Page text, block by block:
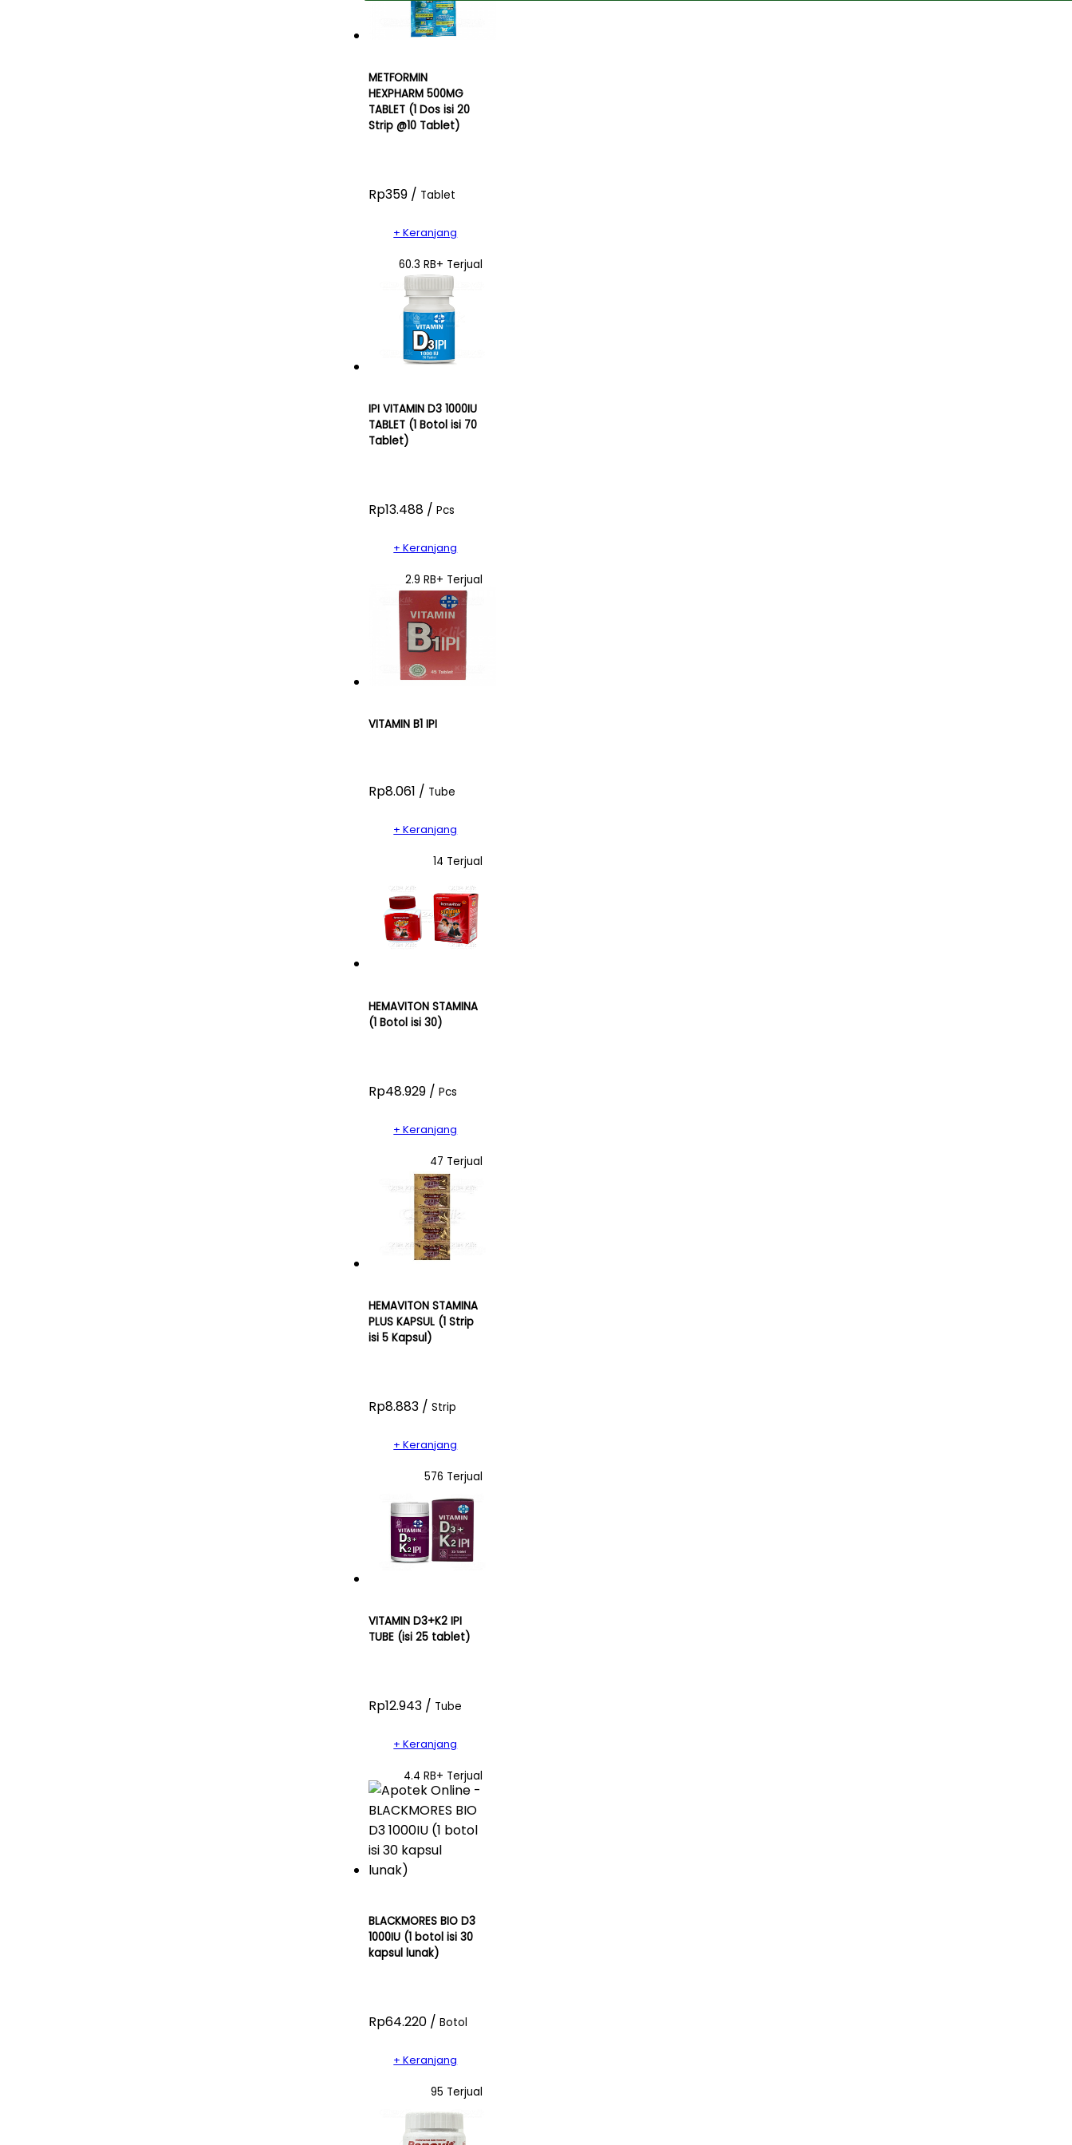
METFORMIN
HEXPHARM 500MG
TABLET (1 Dos isi 20
Strip @10 Tablet)
Rp359 / Tablet
+ Keranjang
60.3 RB+ Terjual
IPI VITAMIN D3 1000IU
TABLET (1 Botol isi 70
Tablet)
Rp13.488 / Pcs
+ Keranjang
2.9 RB+ Terjual
VITAMIN B1 IPI
Rp8.061 / Tube
+ Keranjang
14 Terjual
HEMAVITON STAMINA
(1 Botol isi 30)
Rp48.929 / Pcs
+ Keranjang
47 Terjual
HEMAVITON STAMINA
PLUS KAPSUL (1 Strip
isi 5 Kapsul)
Rp8.883 / Strip
+ Keranjang
576 Terjual
VITAMIN D3+K2 IPI
TUBE (isi 25 tablet)
Rp12.943 / Tube
+ Keranjang
4.4 RB+ Terjual
BLACKMORES BIO D3
1000IU (1 botol isi 30
kapsul lunak)
Rp64.220 / Botol
+ Keranjang
95 Terjual